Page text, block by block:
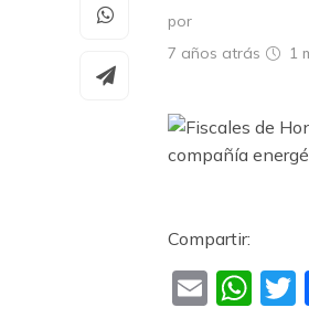
por
7 años atrás
1
Compartir:
Email